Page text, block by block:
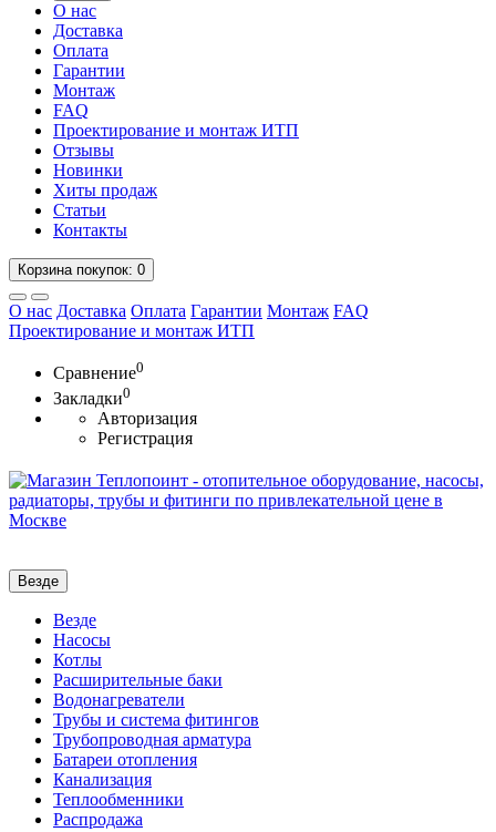
О нас
Доставка
Оплата
Гарантии
Монтаж
FAQ
Проектирование и монтаж ИТП
Отзывы
Новинки
Хиты продаж
Статьи
Контакты
Корзинапокупок: 0
О нас Доставка Оплата Гарантии Монтаж FAQ
Проектирование и монтаж ИТП
Сравнение0
Закладки0
Авторизация
Регистрация
Везде
Везде
Насосы
Котлы
Расширительные баки
Водонагреватели
Трубы и система фитингов
Трубопроводная арматура
Батареи отопления
Канализация
Теплообменники
Распродажа